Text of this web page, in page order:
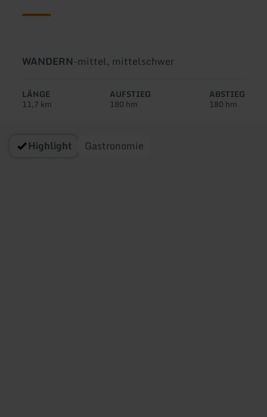
Art
Tour:
WANDERN-Schwierigkeit:
mittel, mittelschwer
LÄNGE
11,7 km
AUFSTIEG
180 hm
ABSTIEG
180 hm
Highlight Gastronomie